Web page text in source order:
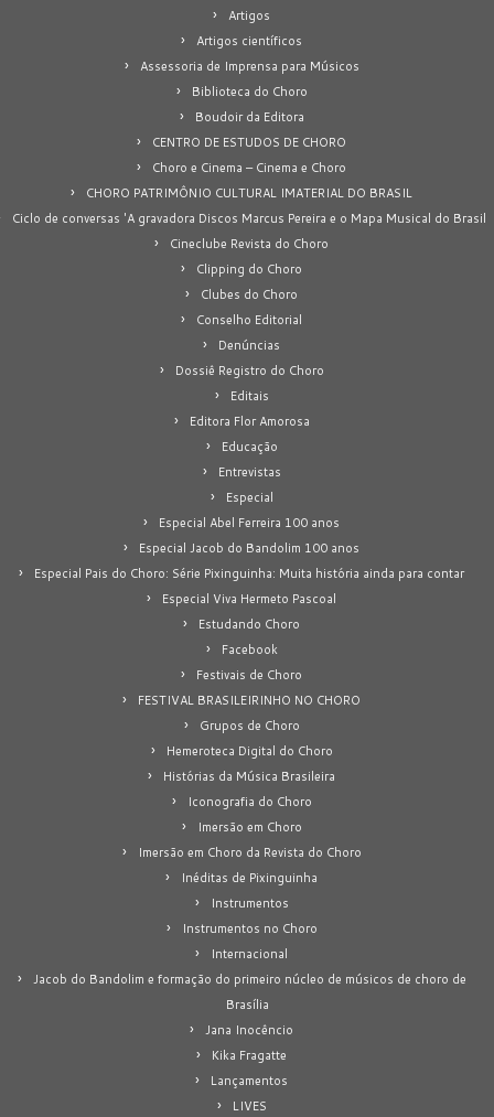
Artigos
Artigos científicos
Assessoria de Imprensa para Músicos
Biblioteca do Choro
Boudoir da Editora
CENTRO DE ESTUDOS DE CHORO
Choro e Cinema – Cinema e Choro
CHORO PATRIMÔNIO CULTURAL IMATERIAL DO BRASIL
Ciclo de conversas 'A gravadora Discos Marcus Pereira e o Mapa Musical do Brasil
Cineclube Revista do Choro
Clipping do Choro
Clubes do Choro
Conselho Editorial
Denúncias
Dossiê Registro do Choro
Editais
Editora Flor Amorosa
Educação
Entrevistas
Especial
Especial Abel Ferreira 100 anos
Especial Jacob do Bandolim 100 anos
Especial Pais do Choro: Série Pixinguinha: Muita história ainda para contar
Especial Viva Hermeto Pascoal
Estudando Choro
Facebook
Festivais de Choro
FESTIVAL BRASILEIRINHO NO CHORO
Grupos de Choro
Hemeroteca Digital do Choro
Histórias da Música Brasileira
Iconografia do Choro
Imersão em Choro
Imersão em Choro da Revista do Choro
Inéditas de Pixinguinha
Instrumentos
Instrumentos no Choro
Internacional
Jacob do Bandolim e formação do primeiro núcleo de músicos de choro de
Brasília
Jana Inocêncio
Kika Fragatte
Lançamentos
LIVES